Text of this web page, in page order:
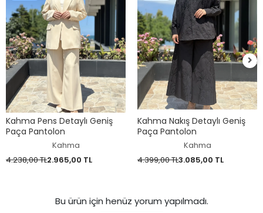
Kahma Pens Detaylı Geniş
Paça Pantolon
Kahma
4.238,00 TL2.965,00 TL
Kahma Nakış Detaylı Geniş
Paça Pantolon
Kahma
4.399,00 TL3.085,00 TL
Bu ürün için henüz yorum yapılmadı.